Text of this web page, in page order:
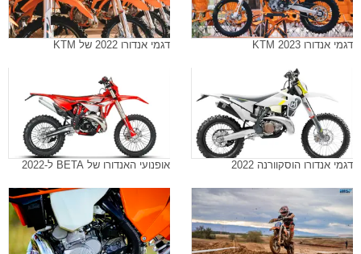
דגמי אנדורו KTM 2023 דגמי אנדורו 2022 של KTM
דגמי אנדורו הוסקוורנה 2022 אופנועי האנדורו של BETA ל-2022